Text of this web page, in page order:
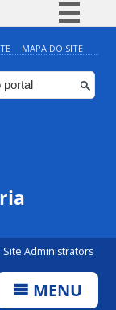
BR
MAPA DO SITE
Site Administrators
MENU